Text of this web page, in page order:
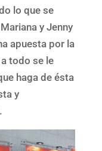
lo que se
y Jenny
apuesta por la
todo se le
haga de ésta
y